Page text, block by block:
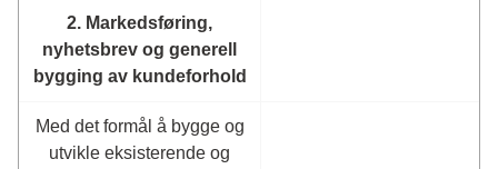
2. Markedsføring,
nyhetsbrev og generell
bygging av kundeforhold
Med det formål å bygge og
utvikle eksisterende og